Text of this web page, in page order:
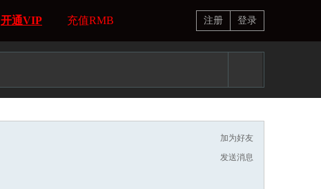
开通VIP 充值RMB 注册 登录
加为好友
发送消息